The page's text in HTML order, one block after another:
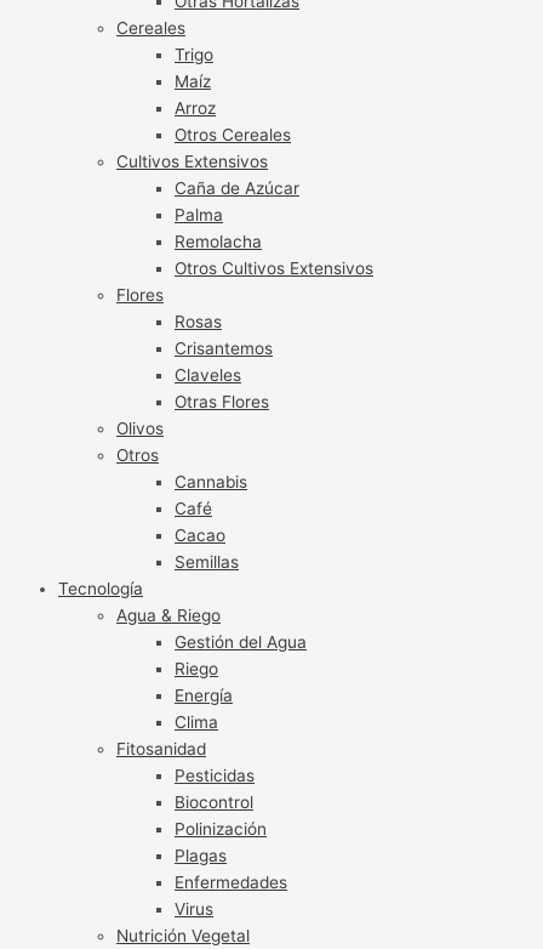
Cereales
Trigo
Maíz
Arroz
Otros Cereales
Cultivos Extensivos
Caña de Azúcar
Palma
Remolacha
Otros Cultivos Extensivos
Flores
Rosas
Crisantemos
Claveles
Otras Flores
Olivos
Otros
Cannabis
Café
Cacao
Semillas
Tecnología
Agua & Riego
Gestión del Agua
Riego
Energía
Clima
Fitosanidad
Pesticidas
Biocontrol
Polinización
Plagas
Enfermedades
Virus
Nutrición Vegetal